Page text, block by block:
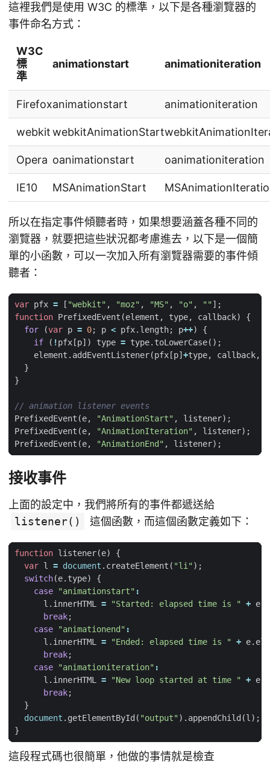
這裡我們是使用 W3C 的標準，以下是各種瀏覽器的
事件命名方式：
W3C
標
準
animationstart animationiteration
Firefoxanimationstart animationiteration
webkitwebkitAnimationStart
Opera oanimationstart oanimationiteration
IE10 MSAnimationStart
所以在指定事件傾聽者時，如果想要涵蓋各種不同的
瀏覽器，就要把這些狀況都考慮進去，以下是一個簡
單的小函數，可以一次加入所有瀏覽器需要的事件傾
聽者：
var pfx = [ "webkit" , "moz" , "MS" , "o" , ""];
function PrefixedEvent (element , type, callback)
{
for
(var p = 0; p < pfx. length; p++)
{
if
( !pfx [p]) type = type. toLowerCase();
element . addEventListener(pfx [p] +type, callback,
}
}
PrefixedEvent (e, "AnimationStart" , listener);
PrefixedEvent (e, "AnimationIteration" , listener);
PrefixedEvent (e, "AnimationEnd" , listener);
接收事件
上面的設定中，我們將所有的事件都遞送給
listener()
這個函數，而這個函數定義如下：
function listener(e)
{
var l = document . createElement ( "li");
switch(e. type)
{
case
"animationstart" :
l . innerHTML = "Started: elapsed time is " + e
break;
case
"animationend" :
l . innerHTML = "Ended: elapsed time is " + e.
break;
case
"animationiteration" :
l . innerHTML = "New loop started at time " + e
break;
}
document . getElementById ( "output"). appendChild (l );
}
這段程式碼也很簡單，他做的事情就是檢查